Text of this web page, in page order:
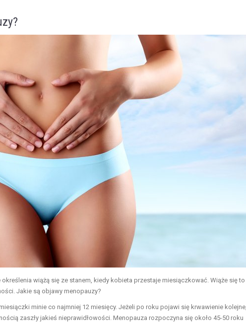
wiążą się ze stanem, kiedy kobieta przestaje miesiączkować. Wiąże się to
Jakie są objawy menopauzy?
minie co najmniej 12 miesięcy. Jeżeli po roku pojawi się krwawienie kolejne,
zaszły jakieś nieprawidłowości. Menopauza rozpoczyna się około 45-50 roku